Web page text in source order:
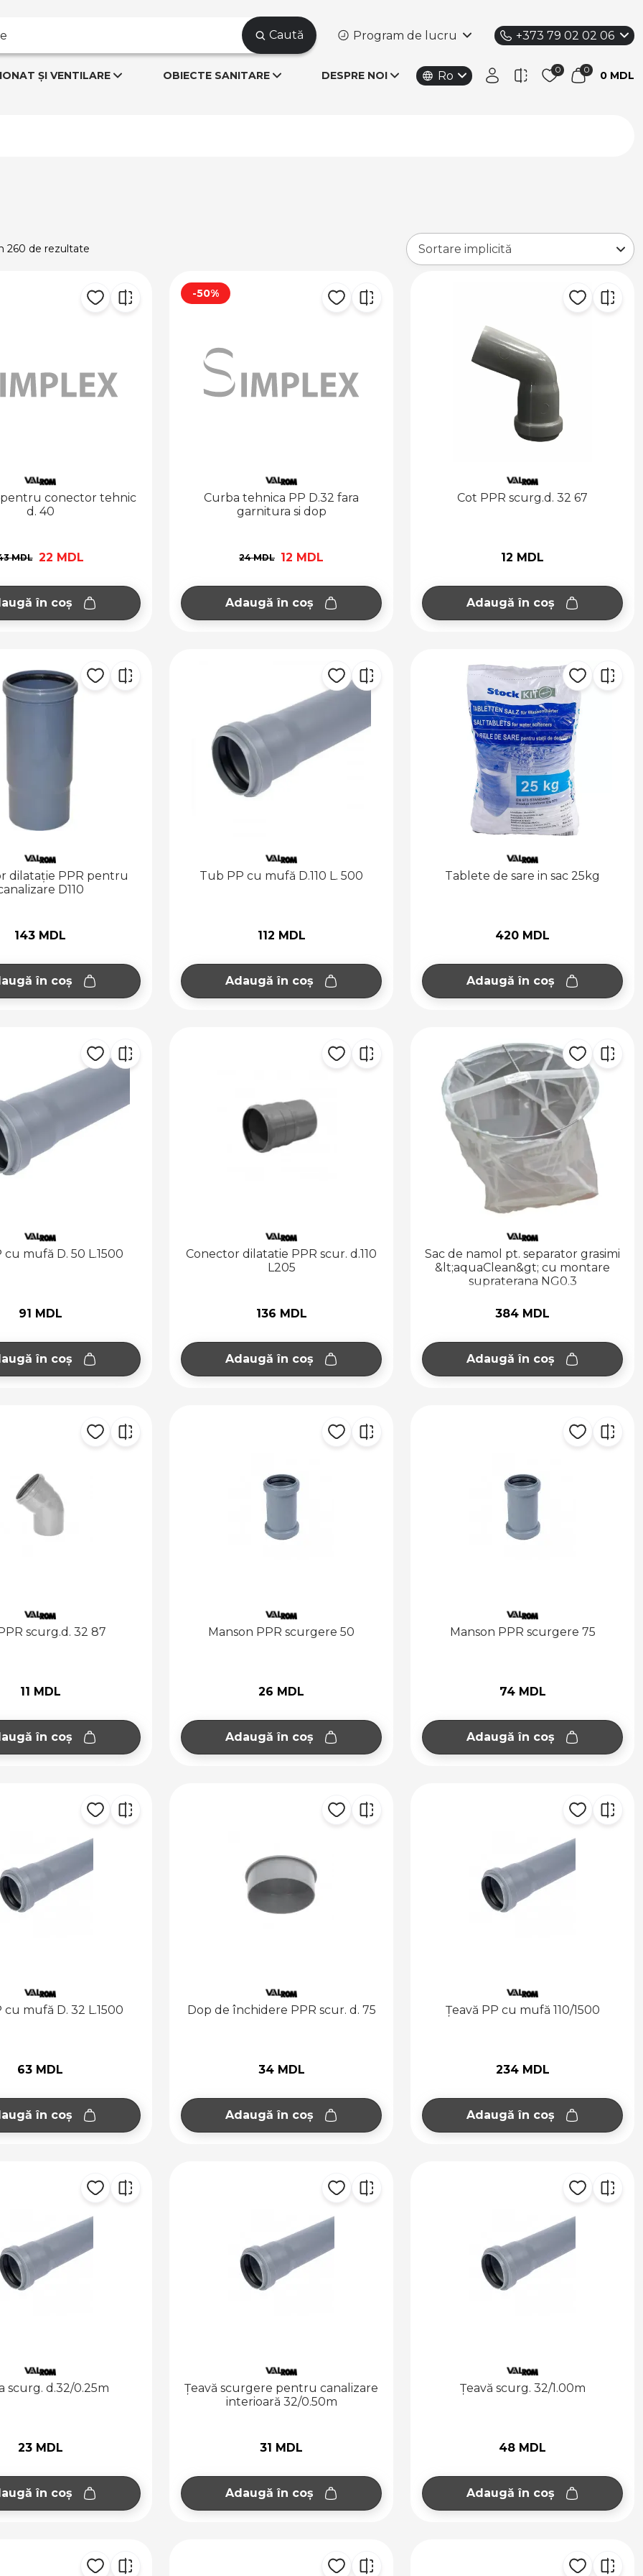
Caută Program de lucru +373 79 02 02 06
ȘI VENTILARE OBIECTE SANITARE DESPRE NOI Ro 0 MDL
260 de rezultate
conector tehnic
d. 40
MDL 22 MDL
în coș
-50%
Curba tehnica PP D.32 fara
garnitura si dop
24 MDL 12 MDL
Adaugă în coș
Cot PPR scurg.d. 32 67
12 MDL
Adaugă în coș
dilatație PPR pentru
D110
143 MDL
în coș
Tub PP cu mufă D.110 L. 500
112 MDL
Adaugă în coș
Tablete de sare in sac 25kg
420 MDL
Adaugă în coș
mufă D. 50 L.1500
91 MDL
în coș
Conector dilatatie PPR scur. d.110
L205
136 MDL
Adaugă în coș
Sac de namol pt. separator grasimi
&lt;aquaClean&gt; cu montare
supraterana NG0.3
384 MDL
Adaugă în coș
scurg.d. 32 87
11 MDL
în coș
Manson PPR scurgere 50
26 MDL
Adaugă în coș
Manson PPR scurgere 75
74 MDL
Adaugă în coș
mufă D. 32 L.1500
63 MDL
în coș
Dop de închidere PPR scur. d. 75
34 MDL
Adaugă în coș
Țeavă PP cu mufă 110/1500
234 MDL
Adaugă în coș
scurg. d.32/0.25m
23 MDL
în coș
Țeavă scurgere pentru canalizare
interioară 32/0.50m
31 MDL
Adaugă în coș
Țeavă scurg. 32/1.00m
48 MDL
Adaugă în coș